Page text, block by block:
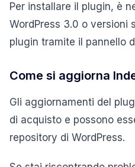
Per installare il plugin, è
WordPress 3.0 o versioni
plugin tramite il pannello
Come si aggiorna
Gli aggiornamenti del
di acquisto e possono
repository di WordPress.